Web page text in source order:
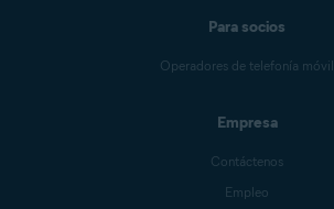
Para socios
Operadores de telefonía móvil
Empresa
Contáctenos
Empleo